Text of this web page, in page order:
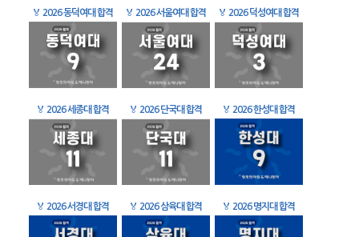
🏅 2026 동덕여대 합격 🏅 2026 서울여대 합격 🏅 2026 덕성여대 합격
🏅 2026 세종대 합격 🏅 2026 단국대 합격 🏅 2026 한성대 합격
🏅 2026 서경대 합격 🏅 2026 삼육대 합격 🏅 2026 명지대 합격